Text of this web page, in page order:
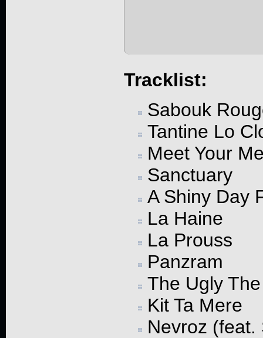
Tracklist:
Sabouk
Tantine Lo
Meet Your
Sanctuary
A Shiny Day
La Haine
La Prouss
Panzram
The Ugly
Kit Ta Mere
Nevroz (feat.